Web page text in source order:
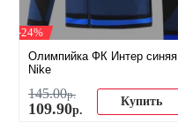
-24%
Олимпийка ФК Интер синяя
Nike
145.00р.
109.90р.
Купить